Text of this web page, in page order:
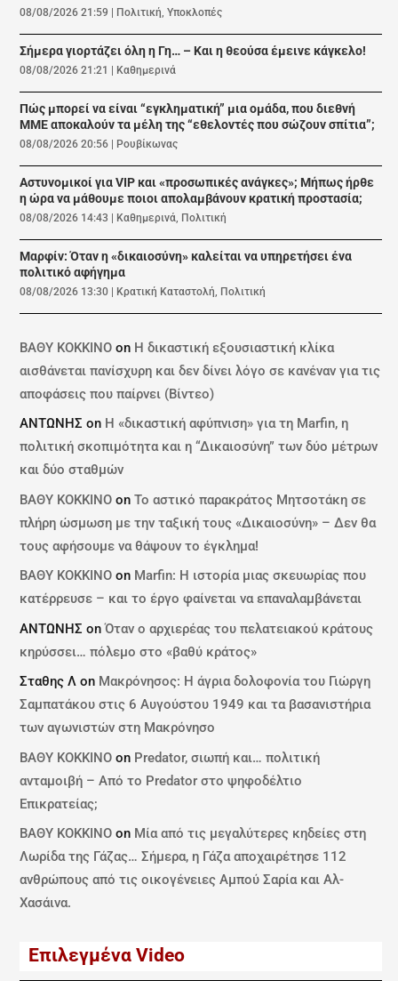
08/08/2026 21:59 | Πολιτική ,Υποκλοπές
Σήμερα γιορτάζει όλη η Γη… – Και η θεούσα έμεινε κάγκελο!
08/08/2026 21:21 | Καθημερινά
Πώς μπορεί να είναι “εγκληματική” μια ομάδα, που διεθνή
ΜΜΕ αποκαλούν τα μέλη της “εθελοντές που σώζουν σπίτια”;
08/08/2026 20:56 | Ρουβίκωνας
Αστυνομικοί για VIP και «προσωπικές ανάγκες»; Μήπως ήρθε
η ώρα να μάθουμε ποιοι απολαμβάνουν κρατική προστασία;
08/08/2026 14:43 | Καθημερινά Πολιτική
Μαρφίν: Όταν η «δικαιοσύνη» καλείται να υπηρετήσει ένα
πολιτικό αφήγημα
08/08/2026 13:30 | Κρατική Καταστολή Πολιτική
ΒΑΘΥ ΚΟΚΚΙΝΟ on Η δικαστική εξουσιαστική κλίκα
αισθάνεται πανίσχυρη και δεν δίνει λόγο σε κανέναν για τις
αποφάσεις που παίρνει (Βίντεο)
ΑΝΤΩΝΗΣ on Η «δικαστική αφύπνιση» για τη Marfin, η
πολιτική σκοπιμότητα και η “Δικαιοσύνη” των δύο μέτρων
και δύο σταθμών
ΒΑΘΥ ΚΟΚΚΙΝΟ onΤο αστικό παρακράτος Μητσοτάκη σε
πλήρη ώσμωση με την ταξική τους «Δικαιοσύνη» – Δεν θα
τους αφήσουμε να θάψουν το έγκλημα!
ΒΑΘΥ ΚΟΚΚΙΝΟ on Marfin: Η ιστορία μιας σκευωρίας που
κατέρρευσε – και το έργο φαίνεται να επαναλαμβάνεται
ΑΝΤΩΝΗΣ onΌταν ο αρχιερέας του πελατειακού κράτους
κηρύσσει… πόλεμο στο «βαθύ κράτος»
Σταθης Λ on Μακρόνησος: Η άγρια δολοφονία του Γιώργη
Σαμπατάκου στις 6 Αυγούστου 1949 και τα βασανιστήρια
των αγωνιστών στη Μακρόνησο
ΒΑΘΥ ΚΟΚΚΙΝΟ on Predator, σιωπή και… πολιτική
ανταμοιβή – Από το Predator στο ψηφοδέλτιο
Επικρατείας;
ΒΑΘΥ ΚΟΚΚΙΝΟ on Μία από τις μεγαλύτερες κηδείες στη
Λωρίδα της Γάζας… Σήμερα, η Γάζα αποχαιρέτησε 112
ανθρώπους από τις οικογένειες Αμπού Σαρία και Αλ-
Χασάινα.
Επιλεγμένα Video